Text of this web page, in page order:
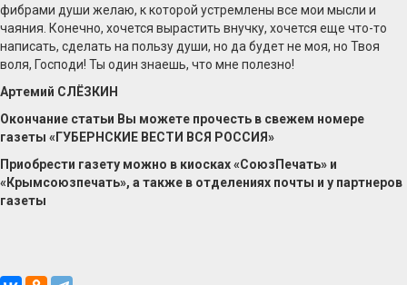
фибрами души желаю, к которой устремлены все мои мысли и
чаяния. Конечно, хочется вырастить внучку, хочется еще что-то
написать, сделать на пользу души, но да будет не моя, но Твоя
воля, Господи! Ты один знаешь, что мне полезно!
Артемий СЛЁЗКИН
Окончание статьи Вы можете прочесть в свежем номере
газеты «ГУБЕРНСКИЕ ВЕСТИ ВСЯ РОССИЯ»
Приобрести газету можно в киосках «СоюзПечать» и
«Крымсоюзпечать», а также в отделениях почты и у партнеров
газеты